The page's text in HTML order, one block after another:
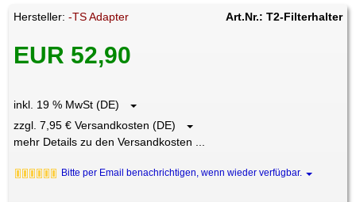
Hersteller:-TS Adapter Art.Nr.: T2-Filterhalter
EUR 52,90
inkl. 19 % MwSt (DE)
zzgl. 7,95 € Versandkosten (DE)
mehr Details zu den Versandkosten ...
Bitte per Email benachrichtigen, wenn wieder verfügbar.